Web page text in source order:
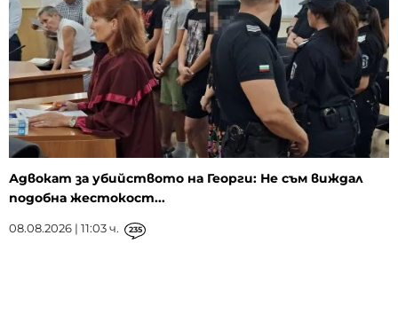
Адвокат за убийството на Георги: Не съм виждал
подобна жестокост...
08.08.2026 | 11:03 ч. 235